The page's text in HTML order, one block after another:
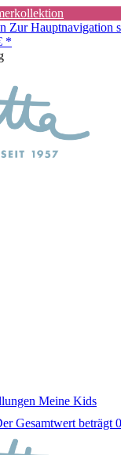
Zur Hauptnavigation
*
Meine Kids
Gesamtwert beträgt